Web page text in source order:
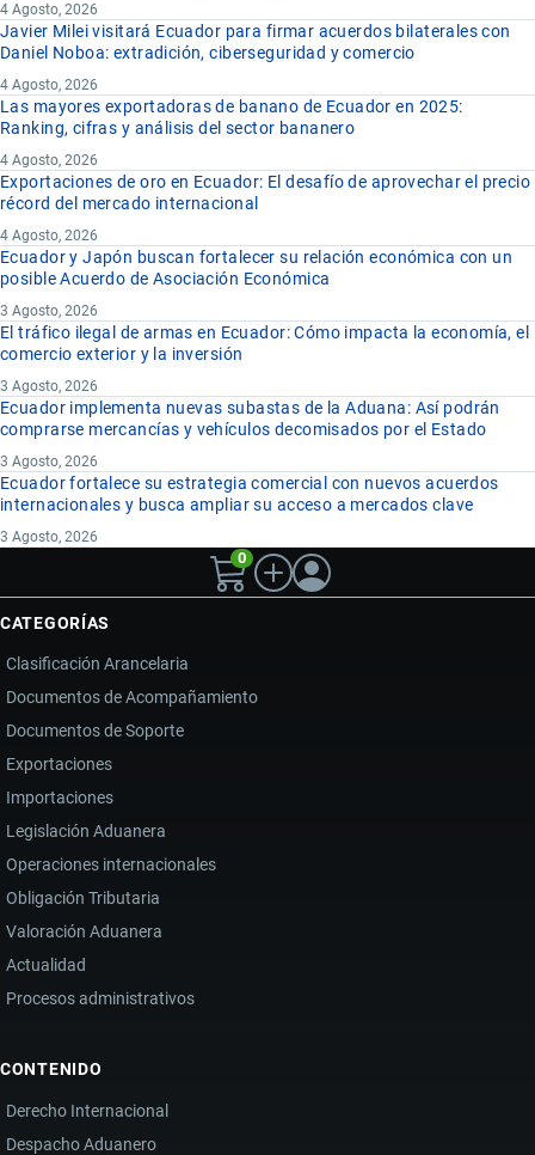
4 Agosto, 2026
Javier Milei visitará Ecuador para firmar acuerdos bilaterales con
Daniel Noboa: extradición, ciberseguridad y comercio
4 Agosto, 2026
Las mayores exportadoras de banano de Ecuador en 2025:
Ranking, cifras y análisis del sector bananero
4 Agosto, 2026
Exportaciones de oro en Ecuador: El desafío de aprovechar el precio
récord del mercado internacional
4 Agosto, 2026
Ecuador y Japón buscan fortalecer su relación económica con un
posible Acuerdo de Asociación Económica
3 Agosto, 2026
El tráfico ilegal de armas en Ecuador: Cómo impacta la economía, el
comercio exterior y la inversión
3 Agosto, 2026
Ecuador implementa nuevas subastas de la Aduana: Así podrán
comprarse mercancías y vehículos decomisados por el Estado
3 Agosto, 2026
Ecuador fortalece su estrategia comercial con nuevos acuerdos
internacionales y busca ampliar su acceso a mercados clave
3 Agosto, 2026
0
CATEGORÍAS
Clasificación Arancelaria
Documentos de Acompañamiento
Documentos de Soporte
Exportaciones
Importaciones
Legislación Aduanera
Operaciones internacionales
Obligación Tributaria
Valoración Aduanera
Actualidad
Procesos administrativos
CONTENIDO
Derecho Internacional
Despacho Aduanero